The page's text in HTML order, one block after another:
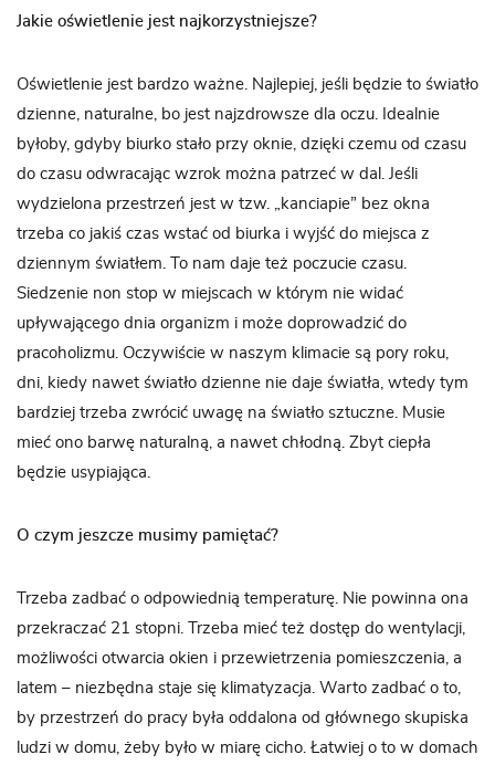
Jakie oświetlenie jest najkorzystniejsze?
Oświetlenie jest bardzo ważne. Najlepiej, jeśli będzie to światło
dzienne, naturalne, bo jest najzdrowsze dla oczu. Idealnie
byłoby, gdyby biurko stało przy oknie, dzięki czemu od czasu
do czasu odwracając wzrok można patrzeć w dal. Jeśli
wydzielona przestrzeń jest w tzw. „kanciapie” bez okna
trzeba co jakiś czas wstać od biurka i wyjść do miejsca z
dziennym światłem. To nam daje też poczucie czasu.
Siedzenie non stop w miejscach w którym nie widać
upływającego dnia organizm i może doprowadzić do
pracoholizmu. Oczywiście w naszym klimacie są pory roku,
dni, kiedy nawet światło dzienne nie daje światła, wtedy tym
bardziej trzeba zwrócić uwagę na światło sztuczne. Musie
mieć ono barwę naturalną, a nawet chłodną. Zbyt ciepła
będzie usypiająca.
O czym jeszcze musimy pamiętać?
Trzeba zadbać o odpowiednią temperaturę. Nie powinna ona
przekraczać 21 stopni. Trzeba mieć też dostęp do wentylacji,
możliwości otwarcia okien i przewietrzenia pomieszczenia, a
latem – niezbędna staje się klimatyzacja. Warto zadbać o to,
by przestrzeń do pracy była oddalona od głównego skupiska
ludzi w domu, żeby było w miarę cicho. Łatwiej o to w domach